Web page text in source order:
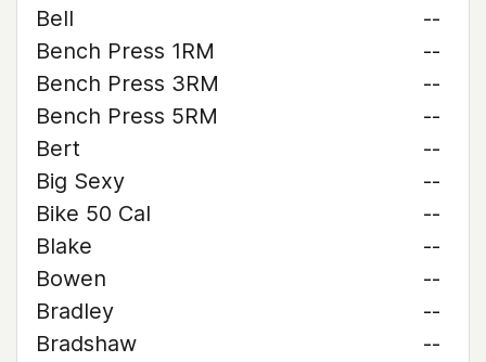
Bell
--
Bench Press 1RM
--
Bench Press 3RM
--
Bench Press 5RM
--
Bert
--
Big Sexy
--
Bike 50 Cal
--
Blake
--
Bowen
--
Bradley
--
Bradshaw
--